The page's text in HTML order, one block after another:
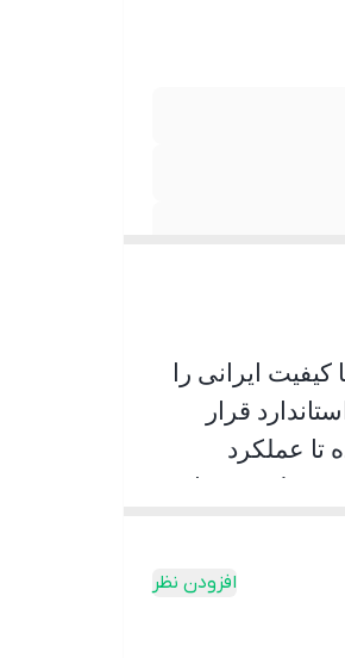
ایرانی را
قرار
تا عملکرد
به طوری پیمایش
افزودن نظر